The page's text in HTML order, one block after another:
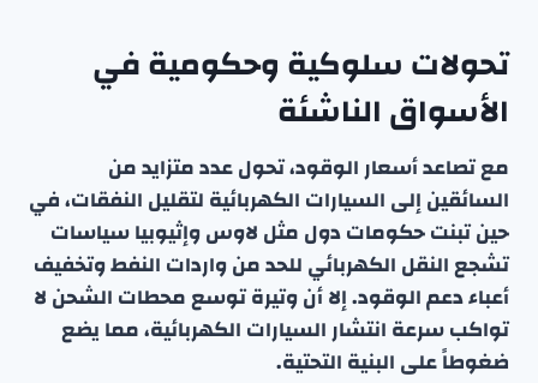
تحولات سلوكية وحكومية في
الأسواق الناشئة
مع تصاعد أسعار الوقود، تحول عدد متزايد من
السائقين إلى السيارات الكهربائية لتقليل النفقات، في
حين تبنت حكومات دول مثل لاوس وإثيوبيا سياسات
تشجع النقل الكهربائي للحد من واردات النفط وتخفيف
أعباء دعم الوقود. إلا أن وتيرة توسع محطات الشحن لا
تواكب سرعة انتشار السيارات الكهربائية، مما يضع
ضغوطاً على البنية التحتية.